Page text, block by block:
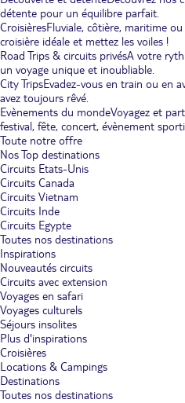
détente pour un équilibre parfait.
CroisièresFluviale, côtière, maritime
croisière idéale et mettez les voiles !
Road Trips & circuits privésA votre
un voyage unique et inoubliable.
City TripsEvadez-vous en train ou en
avez toujours rêvé.
Evènements du mondeVoyagez et
festival, fête, concert, évènement
Toute notre offre
Nos Top destinations
Circuits Etats-Unis
Circuits Canada
Circuits Vietnam
Circuits Inde
Circuits Egypte
Toutes nos destinations
Inspirations
Nouveautés circuits
Circuits avec extension
Voyages en safari
Voyages culturels
Séjours insolites
Plus d'inspirations
Croisières
Locations & Campings
Destinations
Toutes nos destinations